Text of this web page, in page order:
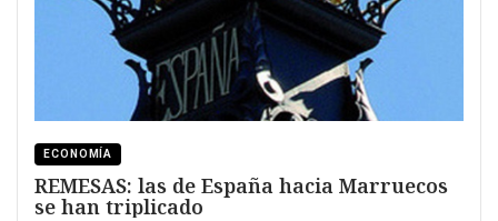
ECONOMÍA
REMESAS: las de España hacia Marruecos
se han triplicado